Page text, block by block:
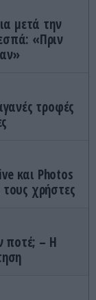
μετά την
«Πριν
τροφές
και Photos
χρήστες
ποτέ; – Η